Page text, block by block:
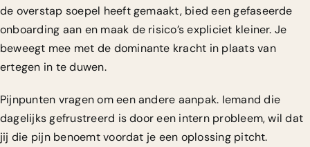
de overstap soepel heeft gemaakt, bied een gefaseerde
onboarding aan en maak de risico’s expliciet kleiner. Je
beweegt mee met de dominante kracht in plaats van
ertegen in te duwen.
Pijnpunten vragen om een andere aanpak. Iemand die
dagelijks gefrustreerd is door een intern probleem, wil dat
jij die pijn benoemt voordat je een oplossing pitcht.